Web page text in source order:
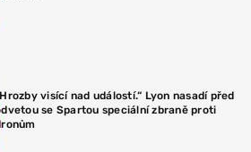
visící nad událostí.“ Lyon nasadí před
se Spartou speciální zbraně proti